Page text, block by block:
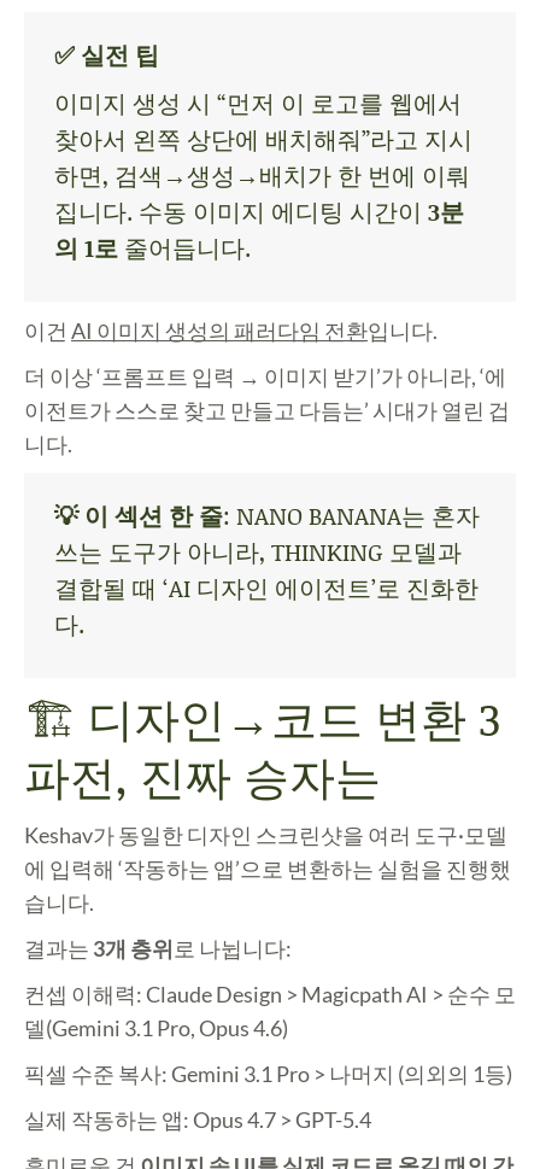
✅ 실전 팁
이미지 생성 시 “먼저 이 로고를 웹에서
찾아서 왼쪽 상단에 배치해줘”라고 지시
하면, 검색→생성→배치가 한 번에 이뤄
집니다. 수동 이미지 에디팅 시간이 3분
의 1로 줄어듭니다.
이건 AI 이미지 생성의 패러다임 전환입니다.
더 이상 ‘프롬프트 입력 → 이미지 받기’가 아니라, ‘에
이전트가 스스로 찾고 만들고 다듬는’ 시대가 열린 겁
니다.
💡 이 섹션 한 줄: NANO BANANA는 혼자
쓰는 도구가 아니라, THINKING 모델과
결합될 때 ‘AI 디자인 에이전트’로 진화한
다.
🏗️ 디자인→코드 변환 3
파전, 진짜 승자는
Keshav가 동일한 디자인 스크린샷을 여러 도구·모델
에 입력해 ‘작동하는 앱’으로 변환하는 실험을 진행했
습니다.
결과는 3개 층위 로 나뉩니다:
컨셉 이해력: Claude Design > Magicpath AI > 순수 모
델(Gemini 3.1 Pro, Opus 4.6)
픽셀 수준 복사: Gemini 3.1 Pro > 나머지 (의외의 1등)
실제 작동하는 앱: Opus 4.7 > GPT-5.4